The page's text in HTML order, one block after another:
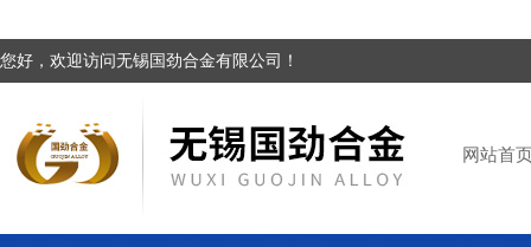
您好，欢迎访问无锡国劲合金有限公司！
网站首